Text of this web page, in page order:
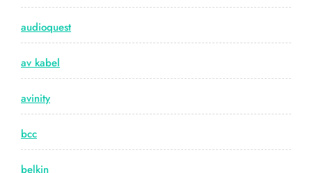
audioquest
av kabel
avinity
bcc
belkin